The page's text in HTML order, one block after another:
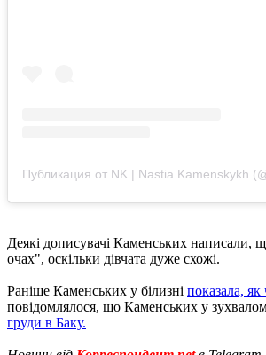
Публикация от NK | Nastia Kamenskykh
Деякі дописувачі Каменських написали,
очах", оскільки дівчата дуже схожі.
Раніше Каменських у білизні показала, як
повідомлялося, що Каменських у
груди в Баку.